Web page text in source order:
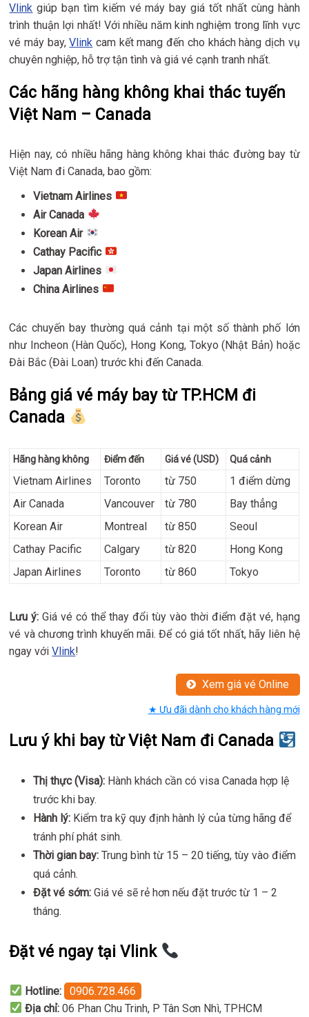
Vlink giúp bạn tìm kiếm vé máy bay giá tốt nhất cùng hành
trình thuận lợi nhất! Với nhiều năm kinh nghiệm trong lĩnh vực
vé máy bay,Vlink cam kết mang đến cho khách hàng dịch vụ
chuyên nghiệp, hỗ trợ tận tình và giá vé cạnh tranh nhất.
Các hãng hàng không khai thác tuyến
Việt Nam – Canada
Hiện nay, có nhiều hãng hàng không khai thác đường bay từ
Việt Nam đi Canada, bao gồm:
Vietnam Airlines
Air Canada
Korean Air
Cathay Pacific
Japan Airlines
China Airlines
Các chuyến bay thường quá cảnh tại một số thành phố lớn
như Incheon (Hàn Quốc), Hong Kong, Tokyo (Nhật Bản) hoặc
Đài Bắc (Đài Loan) trước khi đến Canada.
Bảng giá vé máy bay từ TP.HCM đi
Canada
Hãng hàng không Điểm đến Giá vé (USD) Quá cảnh
Vietnam Airlines Toronto từ 750
1 điểm dừng
Air Canada
Vancouver từ 780
Bay thẳng
Korean Air
Montreal từ 850
Seoul
Cathay Pacific
Calgary từ 820
Hong Kong
Japan Airlines
Toronto từ 860 Tokyo
Lưu ý: Giá vé có thể thay đổi tùy vào thời điểm đặt vé, hạng
vé và chương trình khuyến mãi. Để có giá tốt nhất, hãy liên hệ
ngay vớiVlink!
Xem giá vé Online
★ Ưu đãi dành cho khách hàng mới
Lưu ý khi bay từ Việt Nam đi Canada
Thị thực (Visa): Hành khách cần có visa Canada hợp lệ
trước khi bay.
Hành lý: Kiểm tra kỹ quy định hành lý của từng hãng để
tránh phí phát sinh.
Thời gian bay: Trung bình từ 15 – 20 tiếng, tùy vào điểm
quá cảnh.
Đặt vé sớm: Giá vé sẽ rẻ hơn nếu đặt trước từ 1 – 2
tháng.
Đặt vé ngay tại Vlink
Hotline:
0906.728.466
Địa chỉ:06 Phan Chu Trinh, P Tân Sơn Nhì, TPHCM